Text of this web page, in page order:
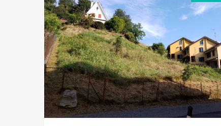
Contract type:
Vendita
Built-Up:
990 M